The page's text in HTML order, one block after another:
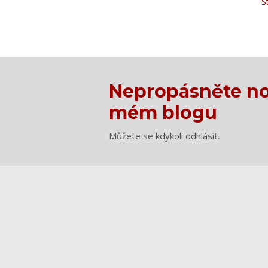
Nepropásněte
mém blogu
Můžete se kdykoli odhlásit.